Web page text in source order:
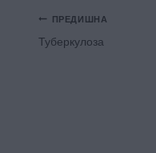
Навигация
ПРЕДИШНА
Туберкулоза